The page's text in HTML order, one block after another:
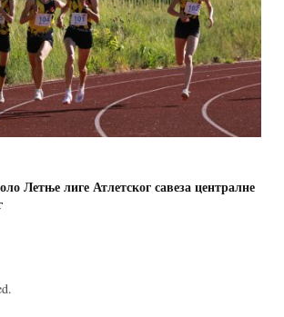
Летње лиге Атлетског савеза централне